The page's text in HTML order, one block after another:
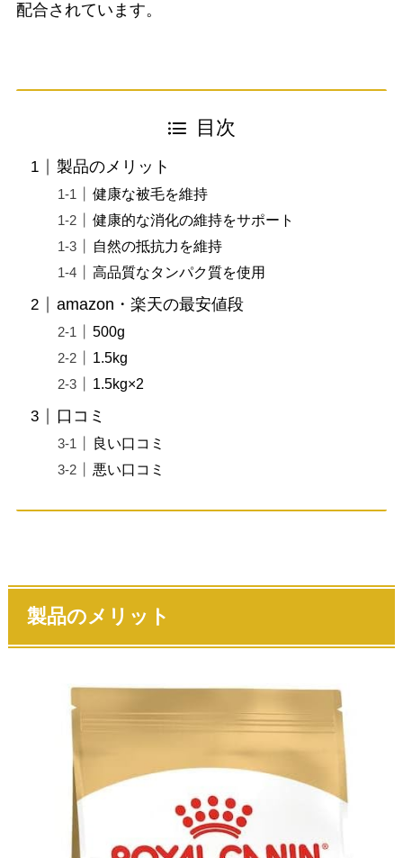
配合されています。
目次
製品のメリット
健康な被毛を維持
健康的な消化の維持をサポート
自然の抵抗力を維持
高品質なタンパク質を使用
amazon・楽天の最安値段
500g
1.5kg
1.5kg×2
口コミ
良い口コミ
悪い口コミ
製品のメリット